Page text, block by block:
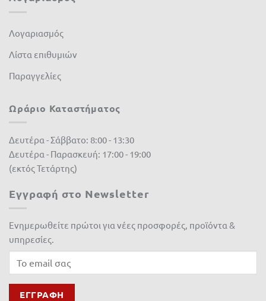
Λογαριασμός
Λίστα επιθυμιών
Παραγγελίες
Ωράριο Καταστήματος
Δευτέρα - Σάββατο: 8:00 - 13:30
Δευτέρα - Παρασκευή: 17:00 - 19:00
(εκτός Τετάρτης)
Εγγραφή στο Newsletter
Ενημερωθείτε πρώτοι για νέες προσφορές, προϊόντα &
υπηρεσίες.